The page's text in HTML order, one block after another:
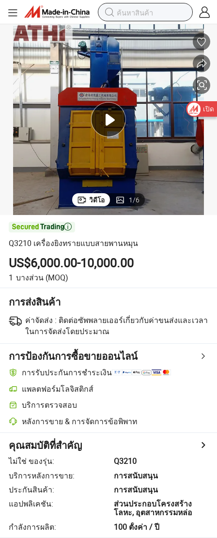
วิดีโอ 1/6

Q3210 เครื่องยิงทรายแบบสายพานหมุน
US$6,000.00-10,000.00
1 บางส่วน (MOQ)
การส่งสินค้า
ค่าจัดส่ง : ติดต่อซัพพลายเออร์เกี่ยวกับค่าขนส่งและเวลา
ในการจัดส่งโดยประมาณ
การป้องกันการซื้อขายออนไลน์
การรับประกันการชำระเงิน
แพลตฟอร์มโลจิสติกส์
บริการตรวจสอบ
หลังการขาย & การจัดการข้อพิพาท
คุณสมบัติที่สำคัญ
ไม่ใช่ ของรุ่น:
Q3210
บริการหลังการขาย:
การสนับสนุน
ประกันสินค้า:
การสนับสนุน
แอปพลิเคชัน:
ส่วนประกอบโครงสร้าง
โลหะ, อุตสาหกรรมหล่อ
กำลังการผลิต: 100 ตั้งค่า / ปี
เปิด